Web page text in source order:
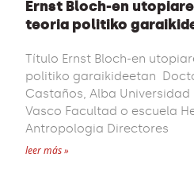
Ernst Bloch-en
teoria politiko
Título Ernst Bloch-en
politiko garaikideetan
Castaños, Alba Universidad
Vasco Facultad o escuela
Antropologia Directores
leer más »